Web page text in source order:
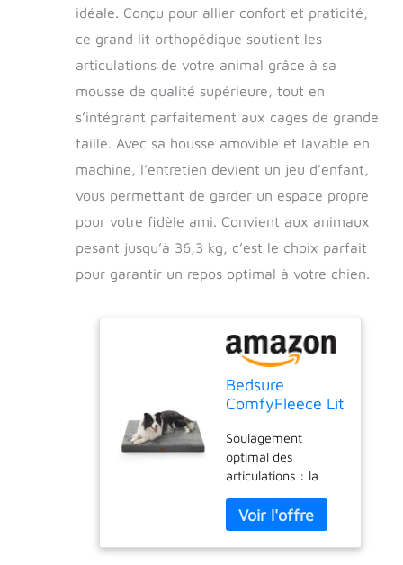
idéale. Conçu pour allier confort et praticité,
ce grand lit orthopédique soutient les
articulations de votre animal grâce à sa
mousse de qualité supérieure, tout en
s’intégrant parfaitement aux cages de grande
taille. Avec sa housse amovible et lavable en
machine, l’entretien devient un jeu d’enfant,
vous permettant de garder un espace propre
pour votre fidèle ami. Convient aux animaux
pesant jusqu’à 36,3 kg, c’est le choix parfait
pour garantir un repos optimal à votre chien.
Bedsure
ComfyFleece Lit
XL pour cage –
Lit
orthopédique
extra large
avec housse
amovible
lavable, tapis
Soulagement
optimal des
articulations : la
densité épouse le
corps de votre
animal de